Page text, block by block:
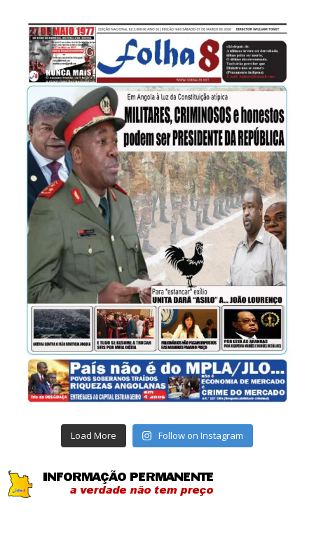
Load More Follow on Instagram